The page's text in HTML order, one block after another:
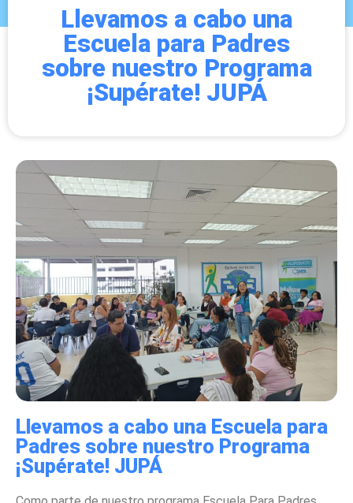
Llevamos a cabo una
Escuela para Padres
sobre nuestro Programa
¡Supérate! JUPÁ
Llevamos a cabo una Escuela para
Padres sobre nuestro Programa
¡Supérate! JUPÁ